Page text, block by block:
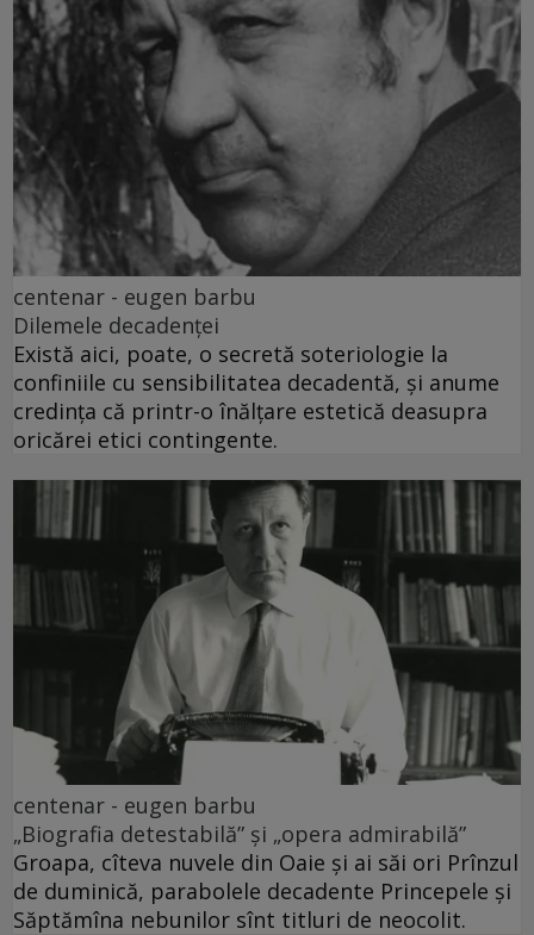
centenar - eugen barbu
Dilemele decadenței
Există aici, poate, o secretă soteriologie la
confiniile cu sensibilitatea decadentă, și anume
credința că printr-o înălțare estetică deasupra
oricărei etici contingente.
centenar - eugen barbu
„Biografia detestabilă” și „opera admirabilă”
Groapa, cîteva nuvele din Oaie și ai săi ori Prînzul
de duminică, parabolele decadente Princepele și
Săptămîna nebunilor sînt titluri de neocolit.